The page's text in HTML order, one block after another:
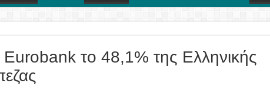
Eurobank το 48,1% της Ελληνικής